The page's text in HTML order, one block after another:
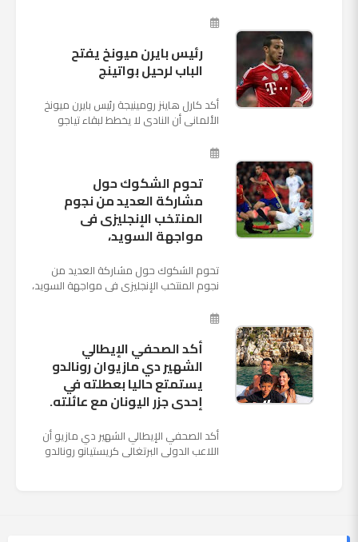
الثالثة والأ...
رئيس بايرن ميونخ يفتح
الباب لرحيل بواتينج
أكد كارل هاينز رومينيجة رئيس بايرن ميونخ
الألمانى أن النادى لا يخطط لبقاء تياجو
وأنه سيستم...
تحوم الشكوك حول
مشاركة العديد من نجوم
المنتخب الإنجليزى فى
مواجهة السويد،
تحوم الشكوك حول مشاركة العديد من
نجوم المنتخب الإنجليزى فى مواجهة السويد،
ملعب "كوزموس آ...
أكد الصحفي الإيطالي
الشهير دي مازيوان رونالدو
يستمتع حاليا بعطلته في
إحدى جزر اليونان مع عائلته.
أكد الصحفي الإيطالي الشهير دي مازيو أن
اللاعب الدولي البرتغالي كريستيانو رونالدو